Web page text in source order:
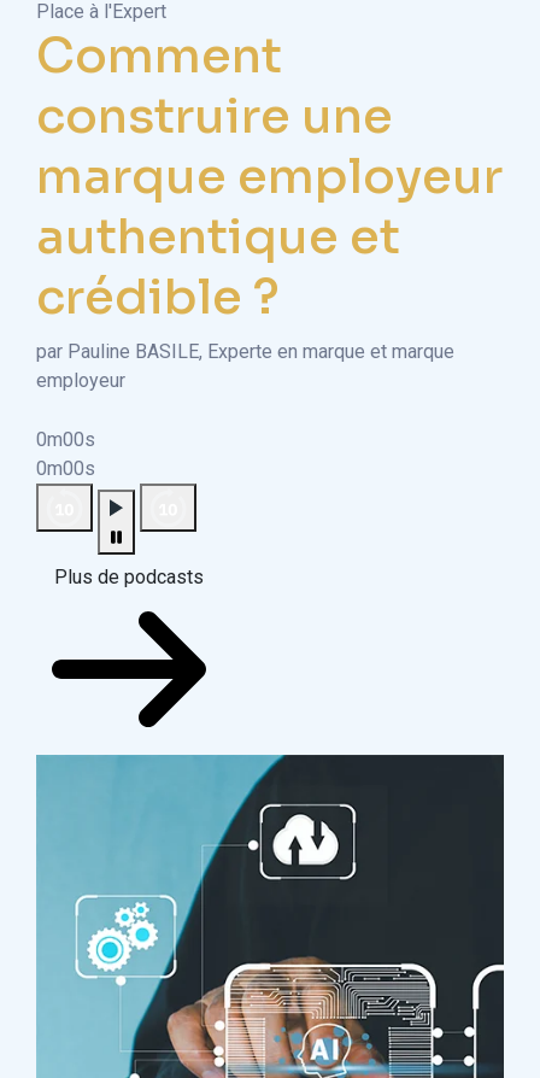
Place à l'Expert
Comment
construire une
marque employeur
authentique et
crédible ?
par Pauline BASILE, Experte en marque et marque
employeur
0m00s
0m00s
Plus de podcasts